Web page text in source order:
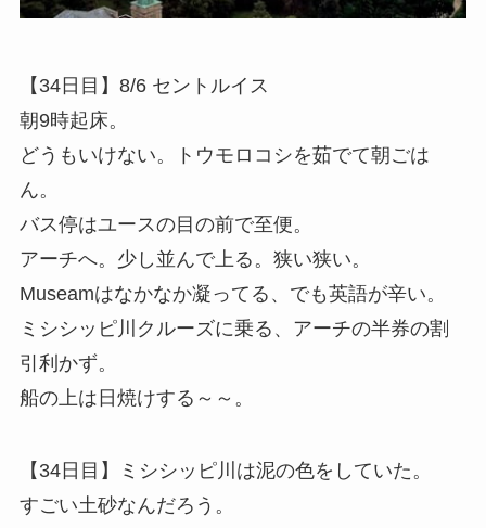
【34日目】8/6 セントルイス
朝9時起床。
どうもいけない。トウモロコシを茹でて朝ごは
ん。
バス停はユースの目の前で至便。
アーチへ。少し並んで上る。狭い狭い。
Museamはなかなか凝ってる、でも英語が辛い。
ミシシッピ川クルーズに乗る、アーチの半券の割
引利かず。
船の上は日焼けする～～。
【34日目】ミシシッピ川は泥の色をしていた。
すごい土砂なんだろう。